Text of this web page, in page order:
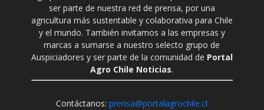
ser parte de nuestra red de prensa, por una
agricultura más sustentable y colaborativa para Chile
y el mundo. También invitamos a las empresas y
marcas a sumarse a nuestro selecto grupo de
Auspiciadores y ser parte de la comunidad de Portal
Agro Chile Noticias.
Contáctanos:prensa@portalagrochile.cl